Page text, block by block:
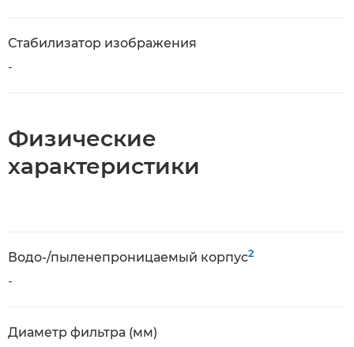
Стабилизатор изображения
-
Физические
характеристики
Водо-/пыленепроницаемый корпус2
-
Диаметр фильтра (мм)